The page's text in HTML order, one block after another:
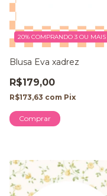
20% COMPRANDO 3 OU MAIS
Blusa Eva xadrez
R$179,00
R$173,63 com Pix
Comprar